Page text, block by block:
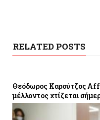
RELATED POSTS
Θεόδωρος Καρούτζος
μέλλοντος χτίζεται